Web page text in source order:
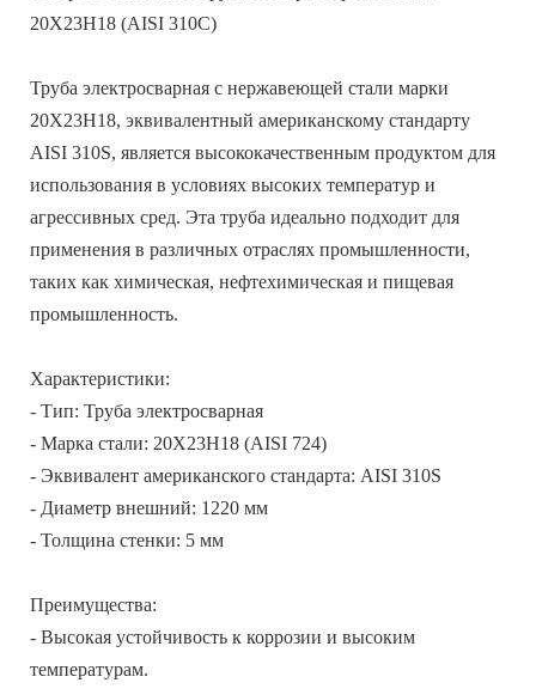
20Х23Н18 (AISI 310С)
Труба электросварная с нержавеющей стали марки
20Х23Н18, эквивалентный американскому стандарту
AISI 310S, является высококачественным продуктом для
использования в условиях высоких температур и
агрессивных сред. Эта труба идеально подходит для
применения в различных отраслях промышленности,
таких как химическая, нефтехимическая и пищевая
промышленность.
Характеристики:
- Тип: Труба электросварная
- Марка стали: 20Х23Н18 (AISI 724)
- Эквивалент американского стандарта: AISI 310S
- Диаметр внешний: 1220 мм
- Толщина стенки: 5 мм
Преимущества:
- Высокая устойчивость к коррозии и высоким
температурам.